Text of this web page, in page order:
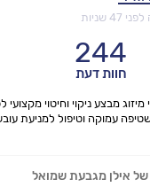
שניות
244
חוות דעת
מיזוג מבצע ניקוי וחיטוי
עמוקה וטיפול למניעת
אילן מגבעת שמואל